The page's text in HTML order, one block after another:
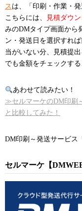
ス は、「印刷・作業・
こちらには、
見積ダウ
みのDMタイプ画面から
ン・発送日を選択すれ
当がいない分、見積提
でも金額をチェックする
あわせて読みたい！
≫セルマーケのDM印刷
と比較してみた！
DM印刷～発送サービス
セルマーケ【DMWEB